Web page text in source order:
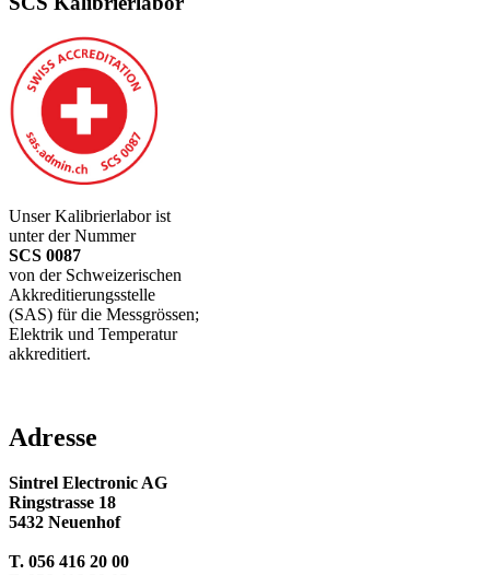
Unser Kalibrierlabor ist
unter der Nummer
SCS 0087
von der Schweizerischen
Akkreditierungsstelle
(SAS) für die Messgrössen;
Elektrik und Temperatur
akkreditiert.
Adresse
Sintrel Electronic AG
Ringstrasse 18
5432 Neuenhof
T. 056 416 20 00